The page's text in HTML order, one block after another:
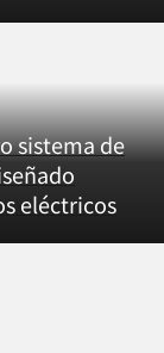
sistema de
eléctricos